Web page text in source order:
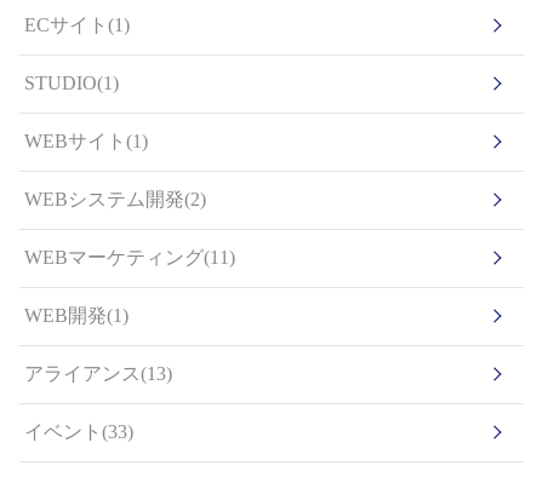
ECサイト(1)
STUDIO(1)
WEBサイト(1)
WEBシステム開発(2)
WEBマーケティング(11)
WEB開発(1)
アライアンス(13)
イベント(33)